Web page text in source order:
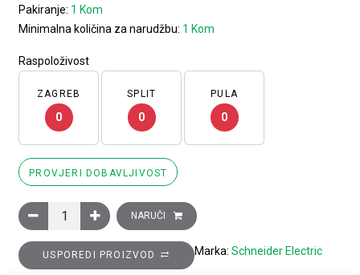
Pakiranje: 1 Kom
Minimalna količina za narudžbu: 1 Kom
Raspoloživost
ZAGREB
0
SPLIT
0
PULA
0
PROVJERI DOBAVLJIVOST
Sklopnik motorski 3P (3NO) TeSys D, 150A (AC-3), 1R+1M
NARUČI
USPOREDI PROIZVOD Marka: Schneider Electric